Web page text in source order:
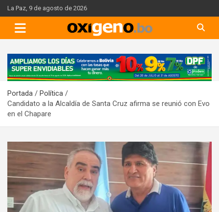
Skip
to
content
La Paz, 9 de agosto de 2026
A
d
e
r
t
s
e
m
e
n
Portada
Política
Candidato a la Alcaldía de Santa Cruz afirma se reunió con Evo
en el Chapare